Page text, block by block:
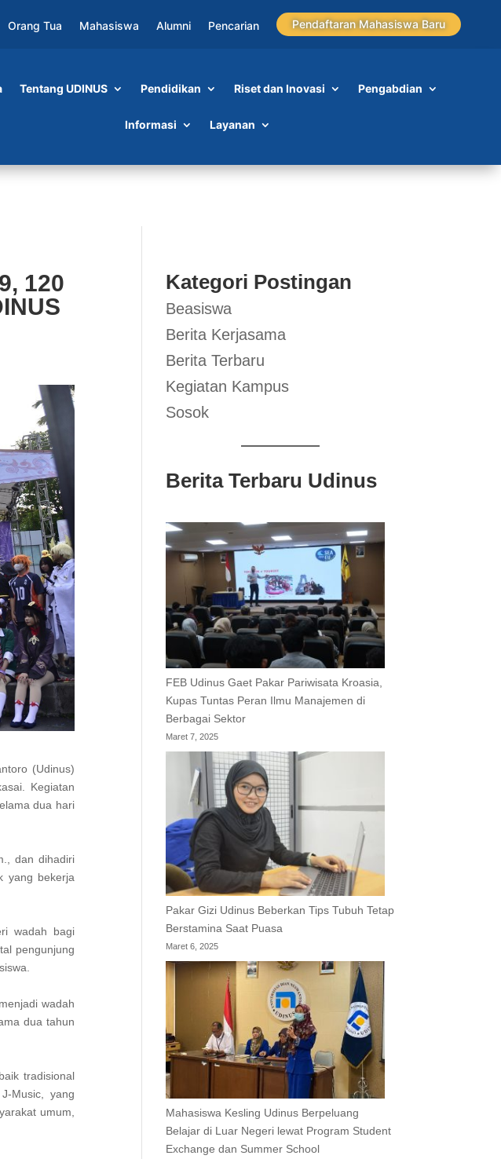
Orang Tua Mahasiswa Alumni Pencarian Pendaftaran Mahasiswa Baru
Tentang UDINUS Pendidikan Riset dan Inovasi Pengabdian
Informasi Layanan
120
(Udinus)
Kegiatan
dua hari
dan dihadiri
yang bekerja
wadah bagi
pengunjung
wadah
dua tahun
tradisional
Music, yang
umum,
Kategori Postingan
Beasiswa
Berita Kerjasama
Berita Terbaru
Kegiatan Kampus
Sosok
Berita Terbaru Udinus
FEB Udinus Gaet Pakar Pariwisata Kroasia,
Kupas Tuntas Peran Ilmu Manajemen di
Berbagai Sektor
Maret 7, 2025
Pakar Gizi Udinus Beberkan Tips Tubuh Tetap
Berstamina Saat Puasa
Maret 6, 2025
Mahasiswa Kesling Udinus Berpeluang
Belajar di Luar Negeri lewat Program Student
Exchange dan Summer School